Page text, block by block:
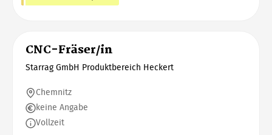
CNC-Fräser/in
Starrag GmbH Produktbereich Heckert
Chemnitz
keine Angabe
Vollzeit